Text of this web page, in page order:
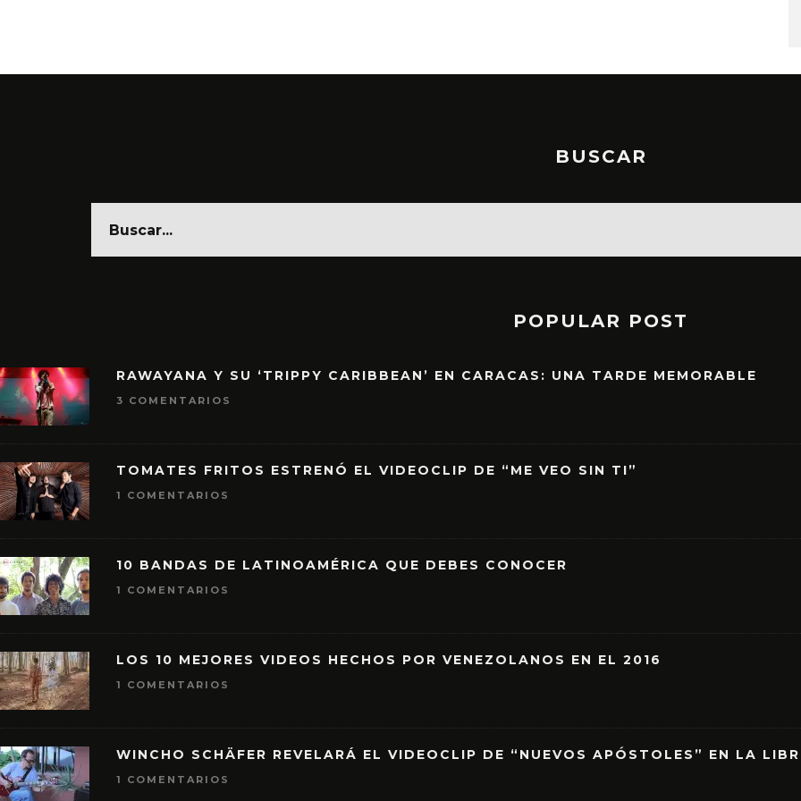
BUSCAR
POPULAR POST
RAWAYANA Y SU ‘TRIPPY CARIBBEAN’ EN CARACAS: UNA TARDE MEMORABLE
3 COMENTARIOS
TOMATES FRITOS ESTRENÓ EL VIDEOCLIP DE “ME VEO SIN TI”
1 COMENTARIOS
10 BANDAS DE LATINOAMÉRICA QUE DEBES CONOCER
1 COMENTARIOS
LOS 10 MEJORES VIDEOS HECHOS POR VENEZOLANOS EN EL 2016
1 COMENTARIOS
WINCHO SCHÄFER REVELARÁ EL VIDEOCLIP DE “NUEVOS APÓSTOLES” EN LA
1 COMENTARIOS